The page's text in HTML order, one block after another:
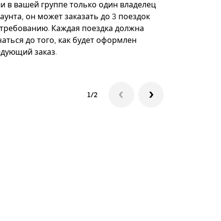
в вашей группе только один владелец
он может заказать до 3 поездок
Каждая поездка должна
до того, как будет оформлен
заказ.
1/2